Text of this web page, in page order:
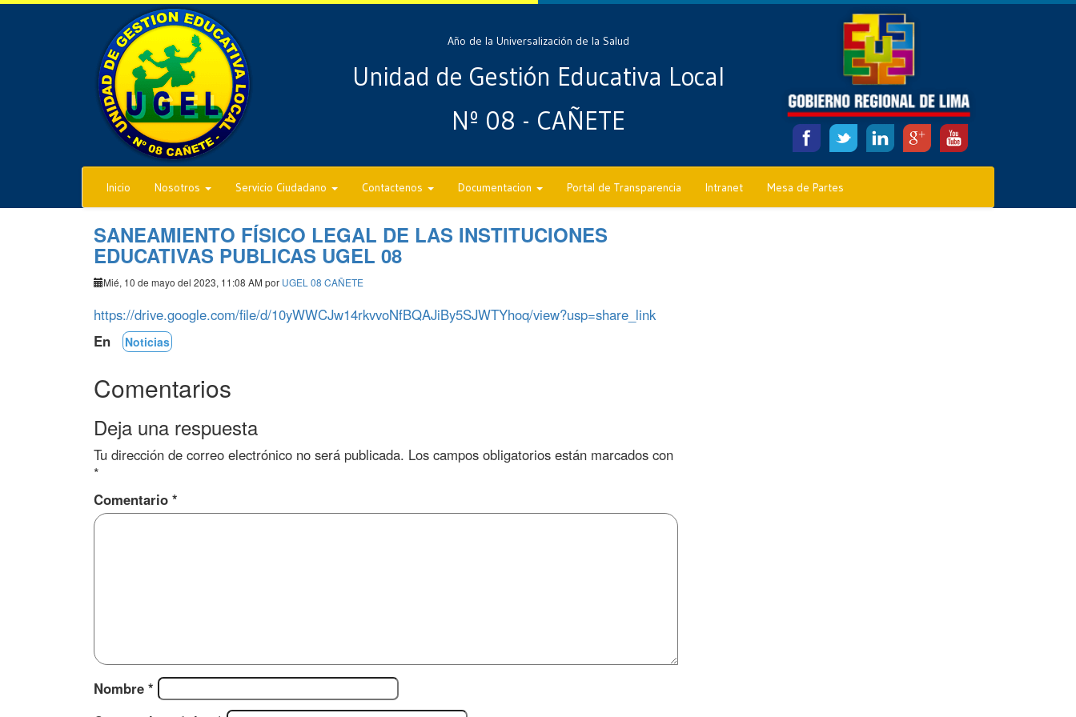
Año de la Universalización de la Salud
Unidad de Gestión Educativa Local
Nº 08 - CAÑETE
Inicio Nosotros Servicio Ciudadano Contactenos Documentacion Portal de Transparencia Intranet Mesa de Partes
SANEAMIENTO FÍSICO LEGAL DE LAS INSTITUCIONES
EDUCATIVAS PUBLICAS UGEL 08
Mié, 10 de mayo del 2023, 11:08 AM por UGEL 08 CAÑETE
https://drive.google.com/file/d/10yWWCJw14rkvvoNfBQAJiBy5SJWTYhoq/view?usp=share_link
En
Noticias
Comentarios
Deja una respuesta
Tu dirección de correo electrónico no será publicada. Los campos obligatorios están marcados con
*
Comentario *
Nombre *